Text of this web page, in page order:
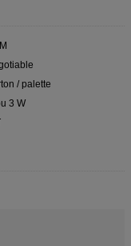
/ palette
3 W